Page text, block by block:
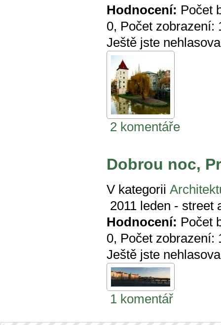
Hodnocení: Počet
0, Počet zobrazení:
Ještě jste
2 komentáře
Dobrou noc,
V kategorii
2011 leden - street
Hodnocení: Počet
0, Počet zobrazení:
Ještě jste
1 komentář